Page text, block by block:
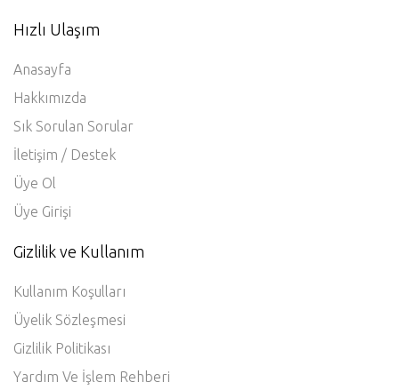
Hızlı Ulaşım
Anasayfa
Hakkımızda
Sık Sorulan Sorular
İletişim / Destek
Üye Ol
Üye Girişi
Gizlilik ve Kullanım
Kullanım Koşulları
Üyelik Sözleşmesi
Gizlilik Politikası
Yardım Ve İşlem Rehberi